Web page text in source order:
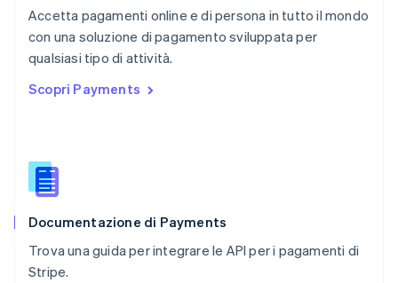
Accetta pagamenti online e di persona in tutto il mondo
con una soluzione di pagamento sviluppata per
qualsiasi tipo di attività.
Scopri Payments
Documentazione di Payments
Trova una guida per integrare le API per i pagamenti di
Stripe.
English简体中文
Regno Unito
English
English
English
Slovacchia
Slovenia
Spagna
Español